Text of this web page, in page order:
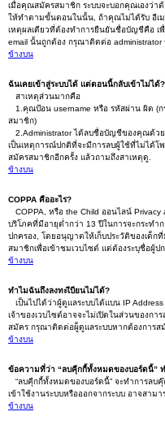
เมื่อคุณสมัครสมาชิก ระบบจะบอกคุณเองว่
ให้ทำตามขั้นตอนในนั้น, ถ้าคุณไม่ได้รับ อีเ
เหตุผลเดียวที่ต้องทำการยืนยันชื่อบัญชีคือ เ
email นั้นถูกต้อง กรุณาติดต่อ administrator
ข้างบน
ฉันเคยเข้าสู่ระบบได้ แต่ตอนนี้กลับเข้าไม่ได้
สาเหตุส่วนมากคือ
1.คุณป้อน username หรือ รหัสผ่าน ผิด (
สมาชิก)
2.Administrator ได้ลบชื่อบัญชีของคุณด้วย
เป็นเหตุการณ์ปกติที่จะมีการลบผู้ใช้ที่ไม่ได้โ
สมัครสมาชิกอีกครั้ง แล้วถามถึงสาเหตุดู.
ข้างบน
COPPA คืออะไร?
COPPA, หรือ the Child ออนไลน์
บริโภคที่มีอายุต่ำกว่า 13 ปีในการจะกระทำ
ปกครอง, โดยอนุญาตให้เก็บประวัติของเด็
สมาชิกเพื่อเข้าชมเวบไซต์ แต่ต้องระบุชื่อผู้
ข้างบน
ทำไมฉันถึงลงทะเีบียนไม่ได้?
เป็นไปได้ว่าผู้ดูแลระบบได้แบน IP
เจ้าของเวบไซต์อาจจะไม่เปิดในส่วนของก
สมัคร กรุณาติดต่อผู็ดูแลระบบหากต้องการส
ข้างบน
ข้อความที่ว่า “ลบคุีกกี้ทั้งหมดของบอร์ดนี้” ท
“ลบคุีกกี้ทั้งหมดของบอร์ดนี้” จะทำการลบ
เข้าใช้งานระบบหรือออกจากระบบ อาจสาม
ข้างบน